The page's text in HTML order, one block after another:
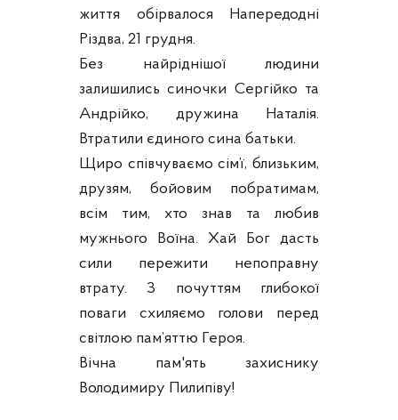
життя обірвалося Напередодні
Різдва, 21 грудня.
Без найріднішої людини
залишились синочки Сергійко та
Андрійко, дружина Наталія.
Втратили єдиного сина батьки.
Щиро співчуваємо сім’ї, близьким,
друзям, бойовим побратимам,
всім тим, хто знав та любив
мужнього Воїна. Хай Бог дасть
сили пережити непоправну
втрату. З почуттям глибокої
поваги схиляємо голови перед
світлою пам’яттю Героя.
Вічна пам'ять захиснику
Володимиру Пилипіву!